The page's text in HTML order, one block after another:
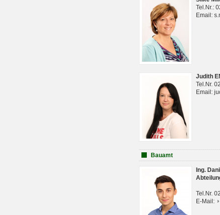
Tel.Nr.:
Email:
Judith
Tel.Nr.
Email:
Bauamt
Ing.
Tel.Nr.
E-Mail: